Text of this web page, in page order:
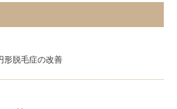
形脱毛症の改善